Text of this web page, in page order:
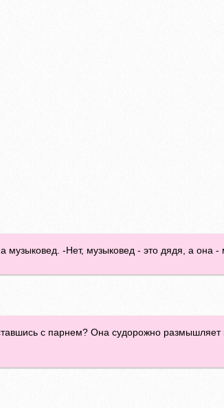
музыковед. -Нет, музыковед - это дядя, а она -
с парнем? Она судорожно размышляет